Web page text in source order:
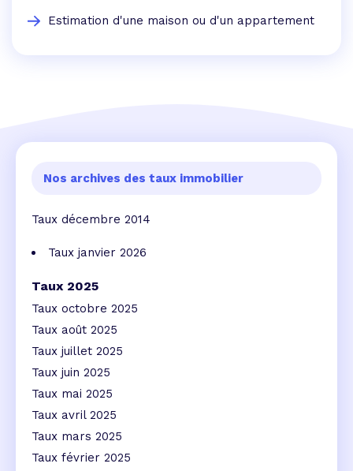
Estimation d'une maison ou d'un appartement
Nos archives des taux immobilier
Taux décembre 2014
Taux janvier 2026
Taux 2025
Taux octobre 2025
Taux août 2025
Taux juillet 2025
Taux juin 2025
Taux mai 2025
Taux avril 2025
Taux mars 2025
Taux février 2025